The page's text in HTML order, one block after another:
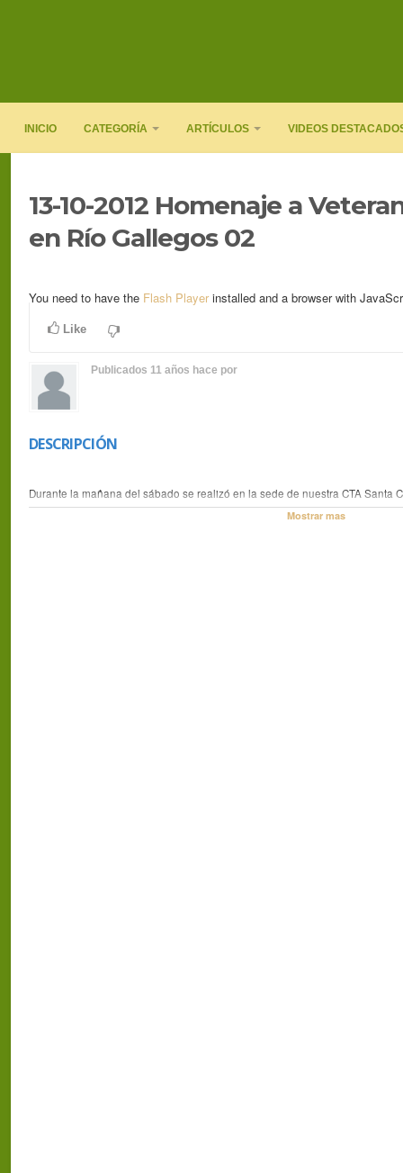
INICIO CATEGORÍA ARTÍCULOS VIDEOS
13-10-2012 Homenaje a
en Río Gallegos 02
You need to have the Flash Player installed and a browser with
Like
Publicados 11 años hace por
DESCRIPCIÓN
Durante la mañana del sábado se realizó en la sede de nuestra CTA Santa
brindó a los compañeros trabajadores que se desempeñan en el estado y
Mostrar mas